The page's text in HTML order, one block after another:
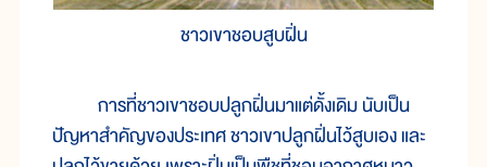
ชาวเขาชอบสูบฝิ่น
การที่ชาวเขาชอบปลูกฝิ่นมาแต่ดั้งเดิม นับเป็น
ปัญหาสำคัญของประเทศ ชาวเขาปลูกฝิ่นไว้สูบเอง และ